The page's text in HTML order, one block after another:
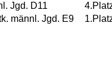
Jgd. D11
männl. Jgd. E9